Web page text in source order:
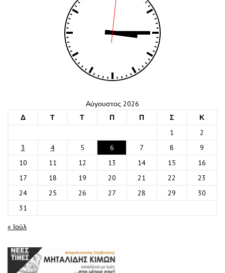
Αύγουστος 2026
Δ
Τ Τ Π Π Σ
Κ
1
2
3
4 5 6 7 8
9
10
11 12 13 14 15
16
17
18 19 20 21 22
23
24
25 26 27 28 29
30
31
« Ιούλ